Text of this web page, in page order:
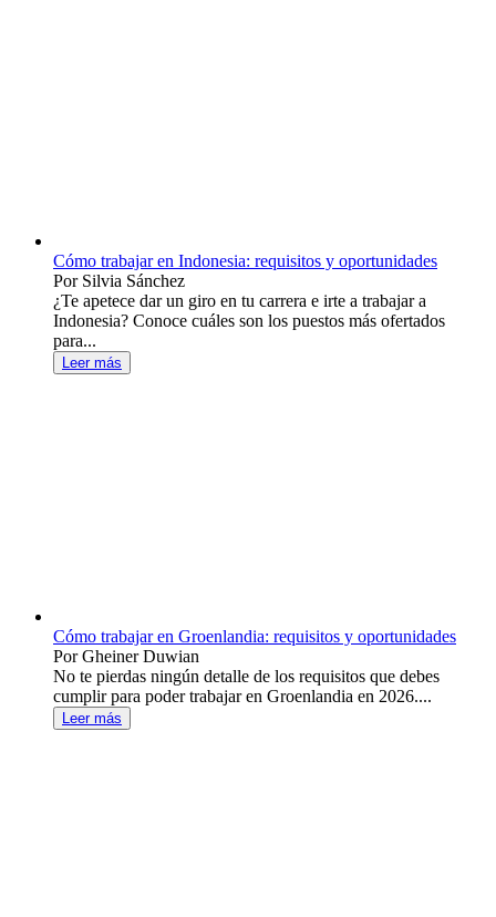
Cómo trabajar en Indonesia: requisitos y oportunidades
Por Silvia Sánchez
¿Te apetece dar un giro en tu carrera e irte a trabajar a
Indonesia? Conoce cuáles son los puestos más ofertados
para...
Leer más
Cómo trabajar en Groenlandia: requisitos y oportunidades
Por Gheiner Duwian
No te pierdas ningún detalle de los requisitos que debes
cumplir para poder trabajar en Groenlandia en 2026....
Leer más